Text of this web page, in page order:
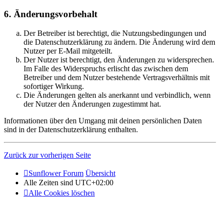
6. Änderungsvorbehalt
Der Betreiber ist berechtigt, die Nutzungsbedingungen und
die Datenschutzerklärung zu ändern. Die Änderung wird dem
Nutzer per E-Mail mitgeteilt.
Der Nutzer ist berechtigt, den Änderungen zu widersprechen.
Im Falle des Widerspruchs erlischt das zwischen dem
Betreiber und dem Nutzer bestehende Vertragsverhältnis mit
sofortiger Wirkung.
Die Änderungen gelten als anerkannt und verbindlich, wenn
der Nutzer den Änderungen zugestimmt hat.
Informationen über den Umgang mit deinen persönlichen Daten
sind in der Datenschutzerklärung enthalten.
Zurück zur vorherigen Seite
Sunflower Forum Übersicht
Alle Zeiten sind UTC+02:00
Alle Cookies löschen